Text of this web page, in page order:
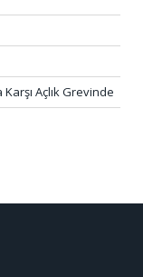
Açlık Grevinde